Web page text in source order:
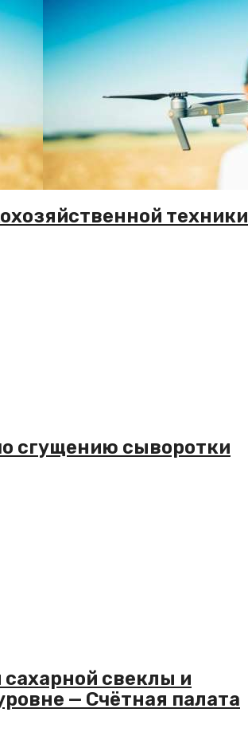
техники
сгущению сыворотки
свеклы и
— Счётная палата